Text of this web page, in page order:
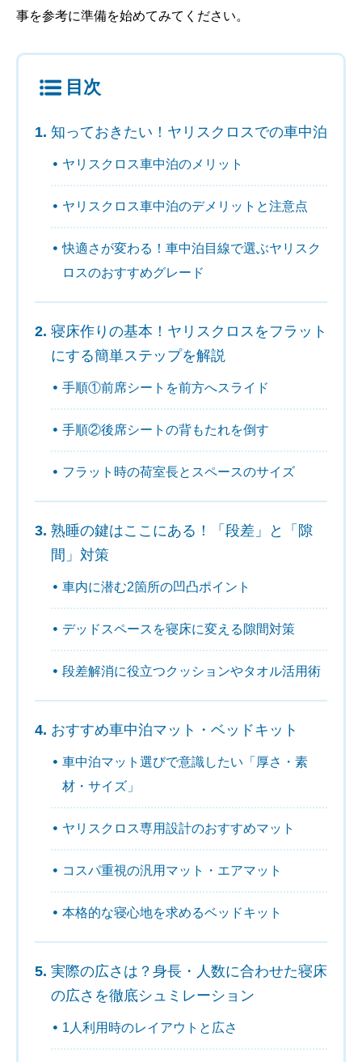
事を参考に準備を始めてみてください。
目次
知っておきたい！ヤリスクロスでの車中泊
ヤリスクロス車中泊のメリット
ヤリスクロス車中泊のデメリットと注意点
快適さが変わる！車中泊目線で選ぶヤリスク
ロスのおすすめグレード
寝床作りの基本！ヤリスクロスをフラット
にする簡単ステップを解説
手順①前席シートを前方へスライド
手順②後席シートの背もたれを倒す
フラット時の荷室長とスペースのサイズ
熟睡の鍵はここにある！「段差」と「隙
間」対策
車内に潜む2箇所の凹凸ポイント
デッドスペースを寝床に変える隙間対策
段差解消に役立つクッションやタオル活用術
おすすめ車中泊マット・ベッドキット
車中泊マット選びで意識したい「厚さ・素
材・サイズ」
ヤリスクロス専用設計のおすすめマット
コスパ重視の汎用マット・エアマット
本格的な寝心地を求めるベッドキット
実際の広さは？身長・人数に合わせた寝床
の広さを徹底シュミレーション
1人利用時のレイアウトと広さ